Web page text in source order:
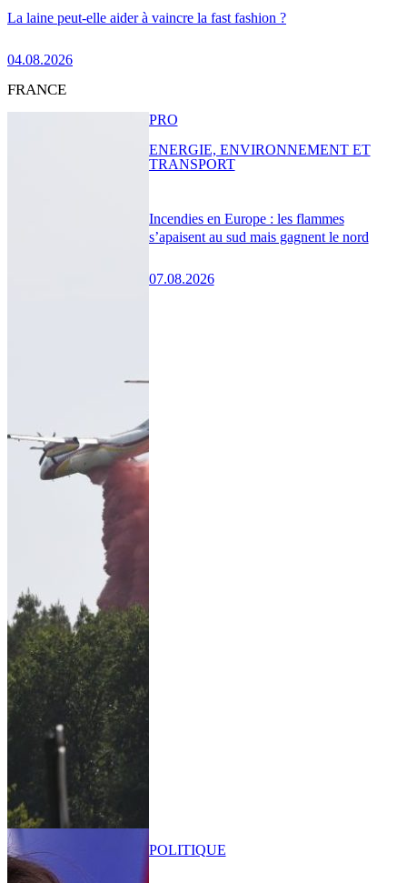
La laine peut-elle aider à vaincre la fast fashion ?
04.08.2026
FRANCE
Incendies en Europe : les flammes
s’apaisent au sud mais gagnent le nord
07.08.2026
PRO
ENERGIE, ENVIRONNEMENT ET
TRANSPORT
POLITIQUE